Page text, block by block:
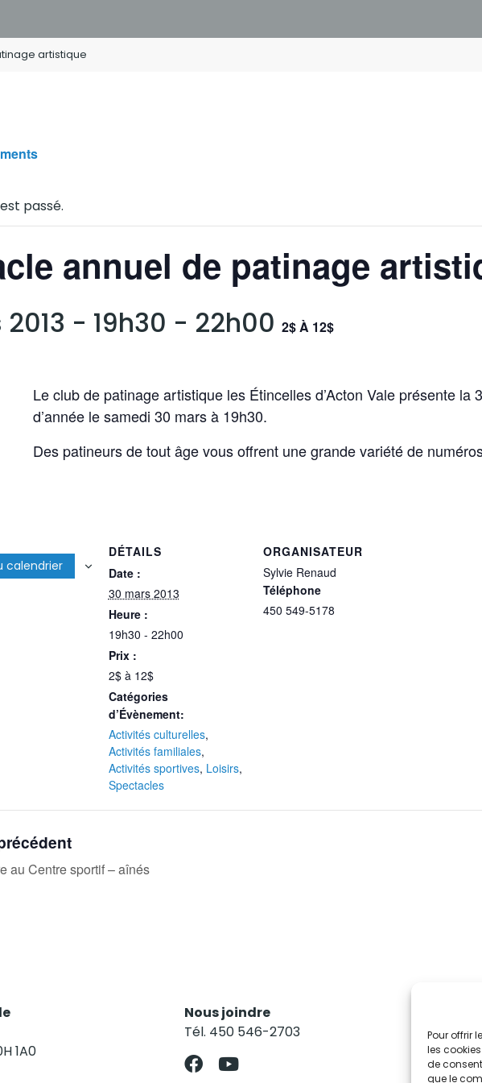
Pour offrir
les
de
que le
artistique
passé.
annuel de patinage
- 19h30 - 22h00 2$ À 12$
Le club de patinage artistique les Étincelles d’Acton Vale présente la
d’année le samedi 30 mars à 19h30.
Des patineurs de tout âge vous offrent une grande variété de
calendrier
DÉTAILS
Date :
30 mars 2013
Heure :
19h30 - 22h00
Prix :
2$ à 12$
Catégories
d’Évènement:
Activités culturelles,
Activités familiales,
Activités sportives, Loisirs,
Spectacles
ORGANISATEUR
Sylvie Renaud
Téléphone
450 549-5178
au Centre sportif – aînés
1A0
Nous joindre
Tél. 450 546-2703